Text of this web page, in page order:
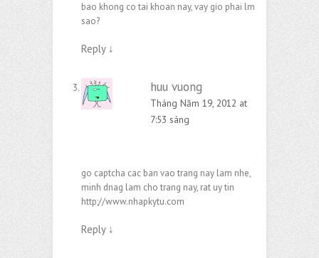
bao khong co tai khoan nay, vay gio phai lm
sao?
Reply ↓
huu vuong
Tháng Năm 19, 2012 at
7:53 sáng
go captcha cac ban vao trang nay lam nhe,
minh dnag lam cho trang nay, rat uy tin
http;//www.nhapkytu.com
Reply ↓